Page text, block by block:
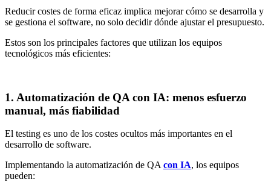
Reducir costes de forma eficaz implica mejorar cómo se desarrolla y
se gestiona el software, no solo decidir dónde ajustar el presupuesto.
Estos son los principales factores que utilizan los equipos
tecnológicos más eficientes:
1. Automatización de QA con IA: menos esfuerzo
manual, más fiabilidad
El testing es uno de los costes ocultos más importantes en el
desarrollo de software.
Implementando la automatización de QAcon IA, los equipos
pueden: